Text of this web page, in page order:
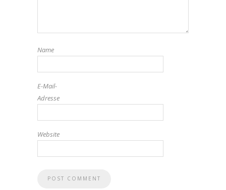
Name
E-Mail-
Adresse
Website